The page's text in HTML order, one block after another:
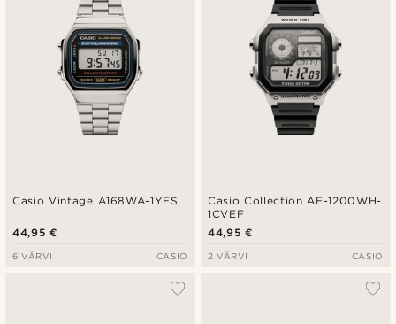
Kõrgeim hind
Casio Vintage A168WA-1YES
44,95 €
6 VÄRVI CASIO
Casio Collection AE-1200WH-
1CVEF
44,95 €
2 VÄRVI CASIO